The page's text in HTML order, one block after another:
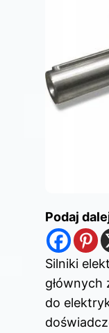
Podaj
Silniki
głównych
do